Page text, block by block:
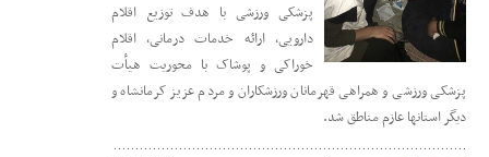
پزشکی ورزشی با هدف توزیع اقلام
دارویی، ارائه خدمات درمانی، اقلام
خوراکی و پوشاک با محوریت هیأت
پزشکی ورزشی و همراهی قهرمانان ورزشکاران و مردم عزیز کرمانشاه و
دیگر استانها عازم مناطق شد.